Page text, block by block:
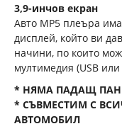
3,9-инчов екран
Авто MP5 плеъра
дисплей, който ви
начини, по които
мултимедия (USB
* НЯМА ПАДАЩ
* СЪВМЕСТИМ С
АВТОМОБИЛ